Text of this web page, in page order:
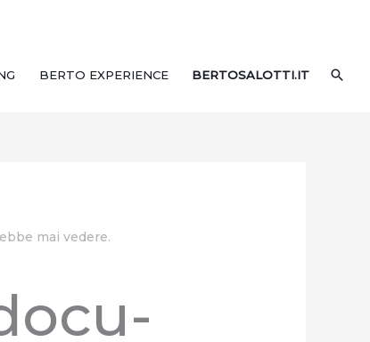
BERTO EXPERIENCE BERTOSALOTTI.IT
mai vedere.